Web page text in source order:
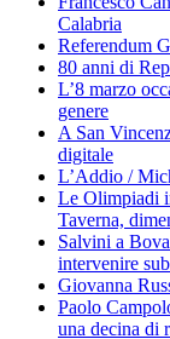
Calabria
Referendum
80 anni di
L’8 marzo
genere
A San
digitale
L’Addio /
Le Olimpiadi
Taverna,
Salvini a
intervenire
Giovanna
Paolo
una decina di